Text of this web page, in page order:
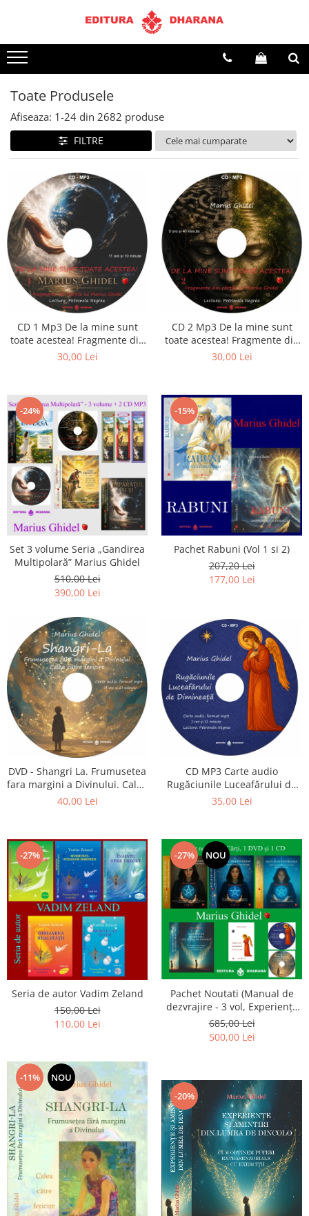
Terapii
Dietoterapie
Toate Produsele
Afiseaza: 1-24 din 2682 produse
FILTRE
CD 1 Mp3 De la mine sunt
toate acestea! Fragmente din
cărțile lui Marius Ghidel
30,00 Lei
CD 2 Mp3 De la mine sunt
toate acestea! Fragmente din
cărțile lui Marius Ghidel
30,00 Lei
-24%
Set 3 volume Seria „Gandirea
Multipolară” Marius Ghidel
510,00 Lei
390,00 Lei
-15%
Pachet Rabuni (Vol 1 si 2)
207,20 Lei
177,00 Lei
DVD - Shangri La. Frumusetea
fara margini a Divinului. Calea
catre fericire
40,00 Lei
CD MP3 Carte audio
Rugăciunile Luceafărului de
dimineață
35,00 Lei
-27%
Seria de autor Vadim Zeland
150,00 Lei
110,00 Lei
-27% NOU
Pachet Noutati (Manual de
dezvrajire - 3 vol, Experiențe
și amintiri, Rugăciunile
Luceafarului de dimineata) -
Marius Ghidel
685,00 Lei
500,00 Lei
-11% NOU
-20%